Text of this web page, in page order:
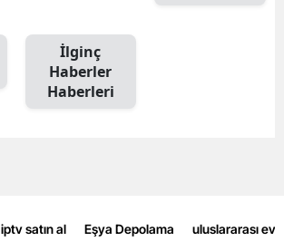
İstanbul
İzmir
Kırklareli
İlginç
Haberler
Haberleri
iptv satın al Eşya Depolama uluslararası